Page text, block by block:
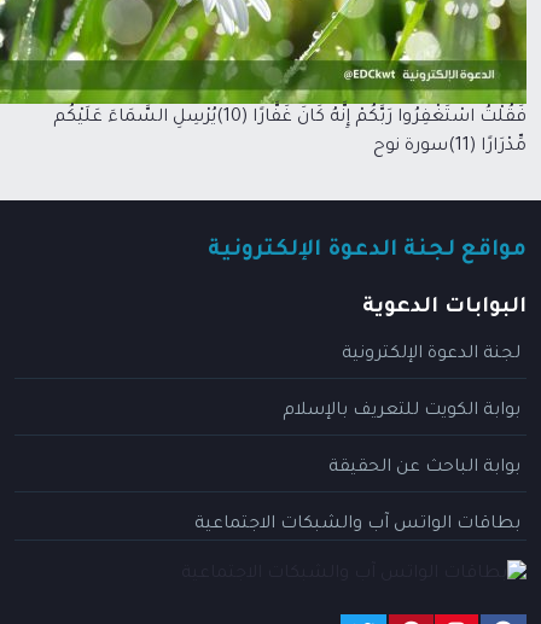
فَقُلْتُ اسْتَغْفِرُوا رَبَّكُمْ إِنَّهُ كَانَ غَفَّارًا (10)يُرْسِلِ السَّمَاءَ عَلَيْكُم
مِّدْرَارًا (11)سورة نوح
مواقع لجنة الدعوة الإلكترونية
البوابات الدعوية
لجنة الدعوة الإلكترونية
بوابة الكويت للتعريف بالإسلام
بوابة الباحث عن الحقيقة
بطاقات الواتس آب والشبكات الاجتماعية